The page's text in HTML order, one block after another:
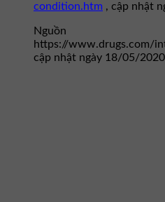
condition.htm , cập nhật
Nguồn
https://www.drugs.com/
cập nhật ngày 18/05/